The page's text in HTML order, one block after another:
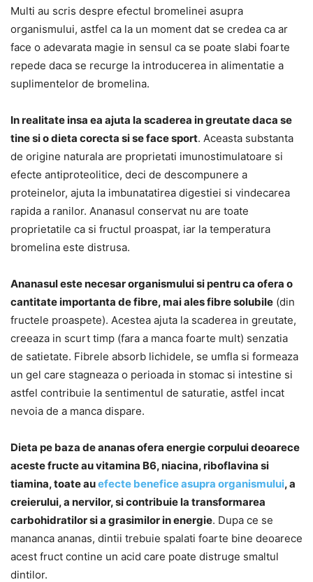
Multi au scris despre efectul bromelinei asupra
organismului, astfel ca la un moment dat se credea ca ar
face o adevarata magie in sensul ca se poate slabi foarte
repede daca se recurge la introducerea in alimentatie a
suplimentelor de bromelina.
In realitate insa ea ajuta la scaderea in greutate daca se
tine si o dieta corecta si se face sport. Aceasta substanta
de origine naturala are proprietati imunostimulatoare si
efecte antiproteolitice, deci de descompunere a
proteinelor, ajuta la imbunatatirea digestiei si vindecarea
rapida a ranilor. Ananasul conservat nu are toate
proprietatile ca si fructul proaspat, iar la temperatura
bromelina este distrusa.
Ananasul este necesar organismului si pentru ca ofera o
cantitate importanta de fibre, mai ales fibre solubile (din
fructele proaspete). Acestea ajuta la scaderea in greutate,
creeaza in scurt timp (fara a manca foarte mult) senzatia
de satietate. Fibrele absorb lichidele, se umfla si formeaza
un gel care stagneaza o perioada in stomac si intestine si
astfel contribuie la sentimentul de saturatie, astfel incat
nevoia de a manca dispare.
Dieta pe baza de ananas ofera energie corpului deoarece
aceste fructe au vitamina B6, niacina, riboflavina si
tiamina, toate auefecte benefice asupra organismului, a
creierului, a nervilor, si contribuie la transformarea
carbohidratilor si a grasimilor in energie. Dupa ce se
mananca ananas, dintii trebuie spalati foarte bine deoarece
acest fruct contine un acid care poate distruge smaltul
dintilor.